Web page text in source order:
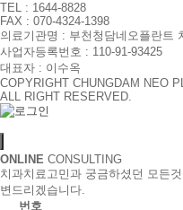
TEL : 1644-8828
FAX : 070-4324-1398
의료기관명 : 부천청담네오플란트
사업자등록번호 : 110-91-93425
대표자 : 이수옥
COPYRIGHT CHUNGDAM NEO
ALL RIGHT RESERVED.
ONLINE CONSULTING
치과치료고민과 궁금하셨던 모든
변드리겠습니다.
번호